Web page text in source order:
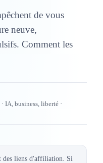
de vous
neuve,
Comment les
IA, business, liberté ·
des liens d'affiliation. Si